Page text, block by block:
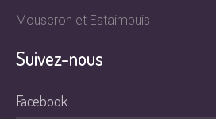
Mouscron et Estaimpuis
Suivez-nous
Facebook